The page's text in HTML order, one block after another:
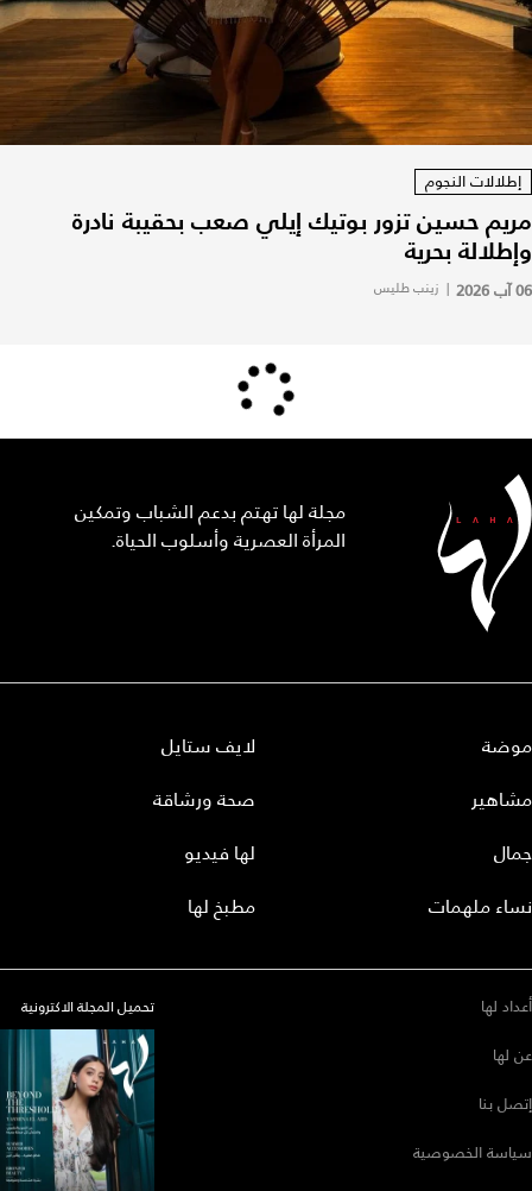
إطلالات النجوم
مريم حسين تزور بوتيك إيلي صعب بحقيبة نادرة
وإطلالة بحرية
06 آب 2026 | زينب طليس
مجلة لها تهتم بدعم الشباب وتمكين
المرأة العصرية وأسلوب الحياة.
موضة
مشاهير
جمال
نساء ملهمات
لايف ستايل
صحة ورشاقة
لها فيديو
مطبخ لها
أعداد لها
عن لها
إتصل بنا
سياسة الخصوصية
تحميل المجلة الاكترونية